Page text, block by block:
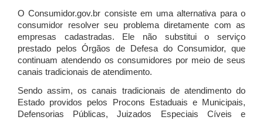
O Consumidor.gov.br consiste em uma alternativa para o
consumidor resolver seu problema diretamente com as
empresas cadastradas. Ele não substitui o serviço
prestado pelos Órgãos de Defesa do Consumidor, que
continuam atendendo os consumidores por meio de seus
canais tradicionais de atendimento.
Sendo assim, os canais tradicionais de atendimento do
Estado providos pelos Procons Estaduais e Municipais,
Defensorias Públicas, Juizados Especiais Cíveis e